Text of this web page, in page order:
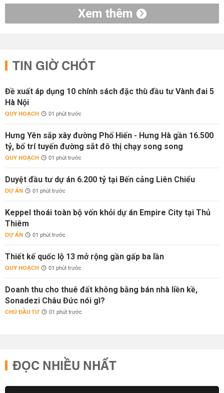
Xem thêm
TIN GIỜ CHÓT
Đề xuất áp dụng 10 chính sách đặc thù đầu tư Vành đai 5
Hà Nội
QUY HOẠCH 01 phút trước
Hưng Yên sắp xây đường Phố Hiến - Hưng Hà gần 16.500
tỷ, bố trí tuyến đường sắt đô thị chạy song song
QUY HOẠCH 01 phút trước
Duyệt đầu tư dự án 6.200 tỷ tại Bến cảng Liên Chiểu
DỰ ÁN 01 phút trước
Keppel thoái toàn bộ vốn khỏi dự án Empire City tại Thủ
Thiêm
DỰ ÁN 01 phút trước
Thiết kế quốc lộ 13 mở rộng gần gấp ba lần
QUY HOẠCH 01 phút trước
Doanh thu cho thuê đất không bằng bán nhà liền kề,
Sonadezi Châu Đức nói gì?
CHỦ ĐẦU TƯ 01 phút trước
ĐỌC NHIỀU NHẤT